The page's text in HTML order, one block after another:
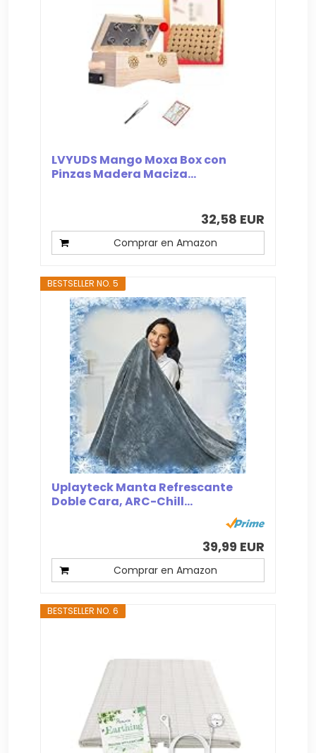
LVYUDS Mango Moxa Box con
Pinzas Madera Maciza...
32,58 EUR
Comprar en Amazon
BESTSELLER NO. 5
Uplayteck Manta Refrescante
Doble Cara, ARC-Chill...
39,99 EUR
Comprar en Amazon
BESTSELLER NO. 6